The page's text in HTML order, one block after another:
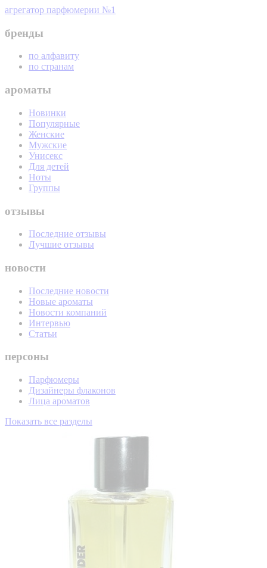
агрегатор парфюмерии №1
бренды
по алфавиту
по странам
ароматы
Новинки
Популярные
Женские
Мужские
Унисекс
Для детей
Ноты
Группы
отзывы
Последние отзывы
Лучшие отзывы
новости
Последние новости
Новые ароматы
Новости компаний
Интервью
Статьи
персоны
Парфюмеры
Дизайнеры флаконов
Лица ароматов
Показать все разделы